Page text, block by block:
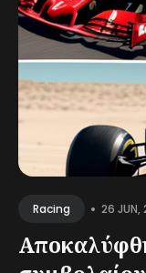
Racing • 26 JUN,